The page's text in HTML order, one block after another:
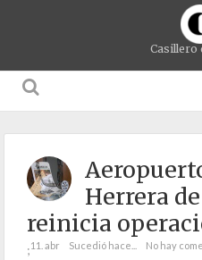
Casillero
Herrera
reinicia
;11. abr Sucedió hace... No hay